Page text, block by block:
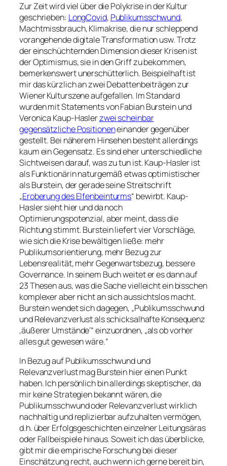
Zur Zeit wird viel über die Polykrise in der Kultur
geschrieben: LongCovid, Publikumsschwund,
Machtmissbrauch, Klimakrise, die nur schleppend
vorangehende digitale Transformation usw. Trotz
der einschüchternden Dimension dieser Krisen ist
der Optimismus, sie in den Griff zu bekommen,
bemerkenswert unerschütterlich. Beispielhaft ist
mir das kürzlich an zwei Debattenbeiträgen zur
Wiener Kulturszene aufgefallen. Im Standard
wurden mit Statements von Fabian Burstein und
Veronica Kaup-Haslerzwei scheinbar
gegensätzliche Positioneneinander gegenüber
gestellt. Bei näherem Hinsehen besteht allerdings
kaum ein Gegensatz. Es sind eher unterschiedliche
Sichtweisen darauf, was zu tun ist. Kaup-Hasler ist
als Funktionärin naturgemäß etwas optimistischer
als Burstein, der gerade seine Streitschrift
„Eroberung des Elfenbeinturms“ bewirbt. Kaup-
Hasler sieht hier und da noch
Optimierungspotenzial, aber meint, dass die
Richtung stimmt. Burstein liefert vier Vorschläge,
wie sich die Krise bewältigen ließe: mehr
Publikumsorientierung, mehr Bezug zur
Lebensrealität, mehr Gegenwartsbezug, bessere
Governance. In seinem Buch weitet er es dann auf
23 Thesen aus, was die Sache vielleicht ein bisschen
komplexer aber nicht an sich aussichtslos macht.
Burstein wendet sich dagegen, „Publikumsschwund
und Relevanzverlust als schicksalhafte Konsequenz
‚äußerer Umstände‘“ einzuordnen, „als ob vorher
alles gut gewesen wäre.“
In Bezug auf Publikumsschwund und
Relevanzverlust mag Burstein hier einen Punkt
haben. Ich persönlich bin allerdings skeptischer, da
mir keine Strategien bekannt wären, die
Publikumsschwund oder Relevanzverlust wirklich
nachhaltig und replizierbar aufzuhalten vermögen,
d.h. über Erfolgsgeschichten einzelner Leitungsäras
oder Fallbeispiele hinaus. Soweit ich das überblicke,
gibt mir die empirische Forschung bei dieser
Einschätzung recht, auch wenn ich gerne bereit bin,